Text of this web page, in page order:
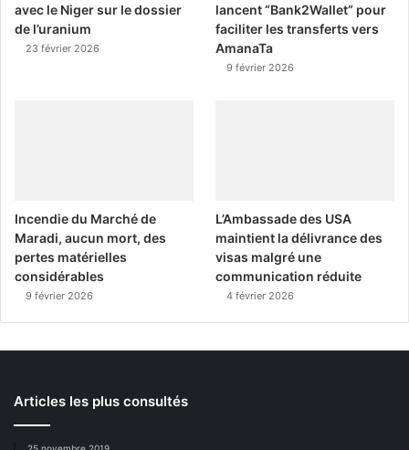
avec le Niger sur le dossier
de l’uranium
23 février 2026
lancent “Bank2Wallet” pour
faciliter les transferts vers
AmanaTa
9 février 2026
Incendie du Marché de
Maradi, aucun mort, des
pertes matérielles
considérables
9 février 2026
L’Ambassade des USA
maintient la délivrance des
visas malgré une
communication réduite
4 février 2026
Articles les plus consultés